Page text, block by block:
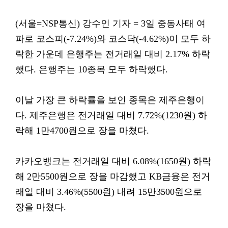
(서울=NSP통신) 강수인 기자 = 3일 중동사태 여
파로 코스피(-7.24%)와 코스닥(-4.62%)이 모두 하
락한 가운데 은행주는 전거래일 대비 2.17% 하락
했다. 은행주는 10종목 모두 하락했다.
이날 가장 큰 하락률을 보인 종목은 제주은행이
다. 제주은행은 전거래일 대비 7.72%(1230원) 하
락해 1만4700원으로 장을 마쳤다.
카카오뱅크는 전거래일 대비 6.08%(1650원) 하락
해 2만5500원으로 장을 마감했고 KB금융은 전거
래일 대비 3.46%(5500원) 내려 15만3500원으로
장을 마쳤다.